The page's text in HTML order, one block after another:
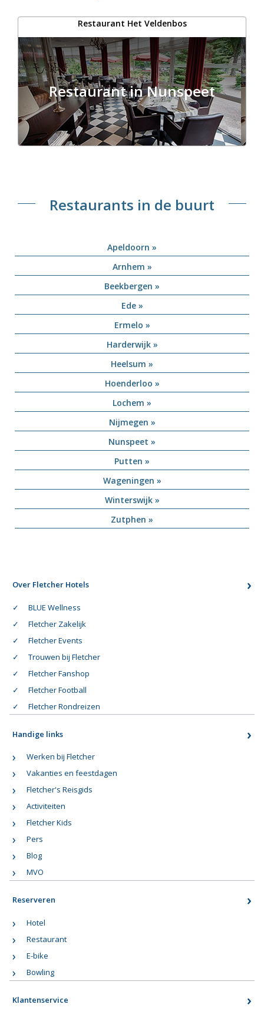
Restaurant Het Veldenbos
Restaurant in Nunspeet
Restaurants in de buurt
Apeldoorn »
Arnhem »
Beekbergen »
Ede »
Ermelo »
Harderwijk »
Heelsum »
Hoenderloo »
Lochem »
Nijmegen »
Nunspeet »
Putten »
Wageningen »
Winterswijk »
Zutphen »
Over Fletcher Hotels
BLUE Wellness
Fletcher Zakelijk
Fletcher Events
Trouwen bij Fletcher
Fletcher Fanshop
Fletcher Football
Fletcher Rondreizen
Handige links
Werken bij Fletcher
Vakanties en feestdagen
Fletcher's Reisgids
Activiteiten
Fletcher Kids
Pers
Blog
MVO
Reserveren
Hotel
Restaurant
E-bike
Bowling
Klantenservice